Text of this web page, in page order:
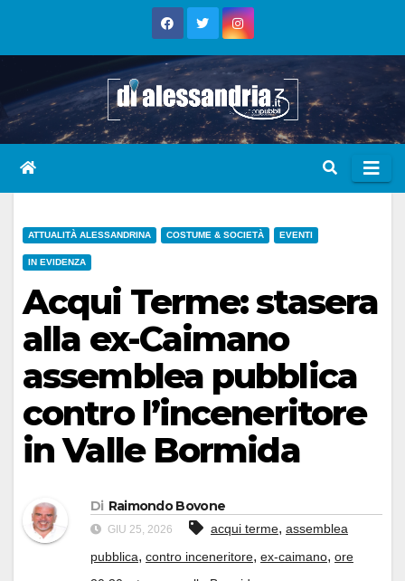
ATTUALITÀ ALESSANDRINA COSTUME & SOCIETÀ EVENTI
IN EVIDENZA
Acqui Terme: stasera
alla ex-Caimano
assemblea pubblica
contro l’inceneritore
in Valle Bormida
Di Raimondo Bovone
GIU 25, 2026 acqui terme, assemblea
pubblica, contro inceneritore, ex-caimano, ore